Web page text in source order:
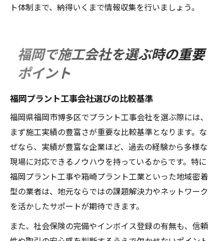
ト体制まで、納得いくまで情報収集を行いましょう。
福岡で施工会社を選ぶ時の重要
ポイント
福岡プラント工事会社選びの比較基準
福岡県福岡市博多区でプラント工事会社を選ぶ際には、
まず施工実績の豊富さが重要な比較基準となります。な
ぜなら、実績が豊富な企業ほど、過去の経験から多様な
現場に対応できるノウハウを持っているからです。特に
福岡プラント工事や箱崎プラント工業といった地域密着
型の業者は、地元ならではの課題解決力やネットワーク
を活かしたサポートが期待できます。
また、社会保険の完備やインボイス登録の有無も、信頼